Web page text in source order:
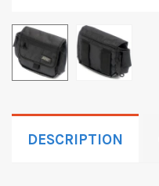
DESCRIPTION